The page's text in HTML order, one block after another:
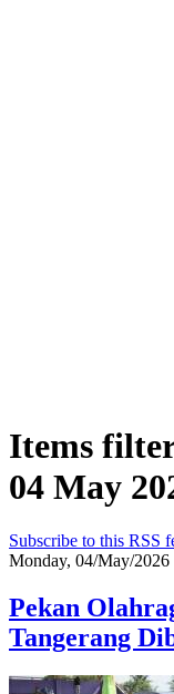
Items
04 May
Subscribe to this RSS
Monday, 04/May/2026
Pekan
Tangerang